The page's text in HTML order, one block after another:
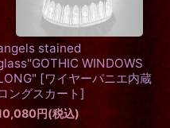
stained
WINDOWS
[ワイヤーパニエ内蔵
ングスカート]
円(税込)